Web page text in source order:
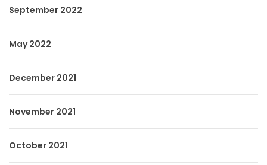
September 2022
May 2022
December 2021
November 2021
October 2021